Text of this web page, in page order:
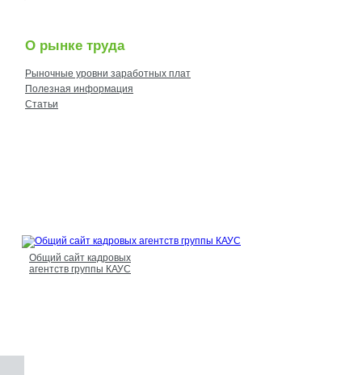
О рынке труда
Рыночные уровни заработных плат
Полезная информация
Статьи
Общий сайт кадровых
агентств группы КАУС